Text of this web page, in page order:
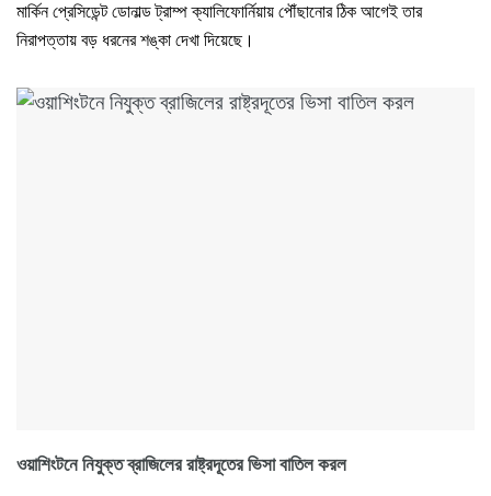
মার্কিন প্রেসিডেন্ট ডোনাল্ড ট্রাম্প ক্যালিফোর্নিয়ায় পৌঁছানোর ঠিক আগেই তার
নিরাপত্তায় বড় ধরনের শঙ্কা দেখা দিয়েছে।
ওয়াশিংটনে নিযুক্ত ব্রাজিলের রাষ্ট্রদূতের ভিসা বাতিল করল